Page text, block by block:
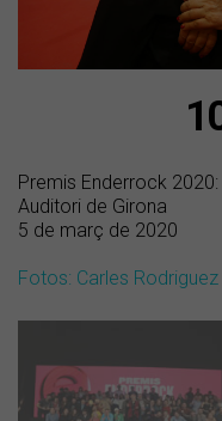
Premis Enderrock
Auditori de Girona
5 de març de 2020
Fotos: Carles Rodriguez